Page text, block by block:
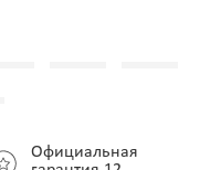
Официальная